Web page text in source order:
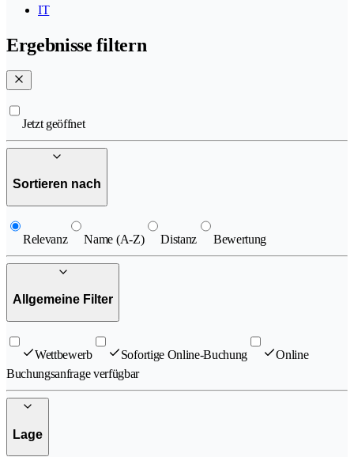
IT
Ergebnisse filtern
Jetzt geöffnet
Sortieren nach
Relevanz Name (A-Z) Distanz Bewertung
Allgemeine Filter
Wettbewerb Sofortige Online-Buchung
Online
Buchungsanfrage verfügbar
Lage